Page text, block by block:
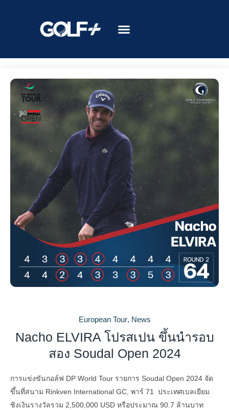
European Tour, News
Nacho ELVIRA โปรสเปน ขึ้นนำรอบ
สอง Soudal Open 2024
การแข่งขันกอล์ฟ DP World Tour รายการ Soudal Open 2024 จัด
ขึ้นที่สนาม Rinkven International GC, พาร์ 71 ประเทศเบลเยียม
ชิงเงินรางวัลรวม 2,500,000 USD หรือประมาณ 90.7 ล้านบาท